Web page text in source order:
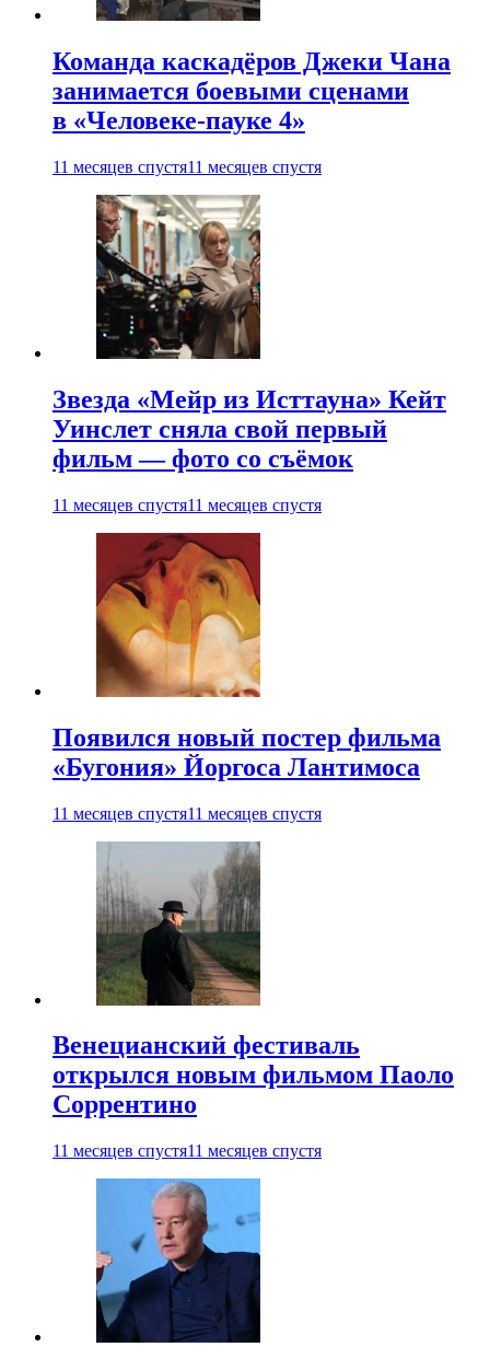
Команда каскадёров Джеки Чана
занимается боевыми сценами
в «Человеке-пауке 4»
11 месяцев спустя11 месяцев спустя
Звезда «Мейр из Исттауна» Кейт
Уинслет сняла свой первый
фильм — фото со съёмок
11 месяцев спустя11 месяцев спустя
Появился новый постер фильма
«Бугония» Йоргоса Лантимоса
11 месяцев спустя11 месяцев спустя
Венецианский фестиваль
открылся новым фильмом Паоло
Соррентино
11 месяцев спустя11 месяцев спустя